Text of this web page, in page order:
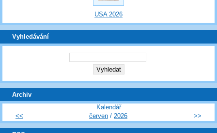
USA 2026
Vyhledávání
Archiv
Kalendář
<<
červen / 2026 >>